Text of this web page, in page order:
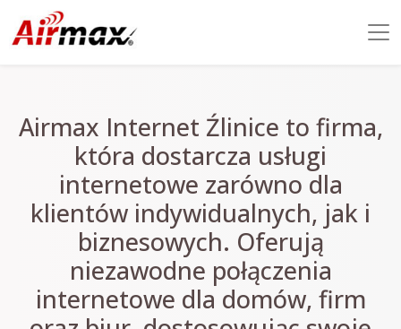
Airmax Internet Źlinice to firma,
która dostarcza usługi
internetowe zarówno dla
klientów indywidualnych, jak i
biznesowych. Oferują
niezawodne połączenia
internetowe dla domów, firm